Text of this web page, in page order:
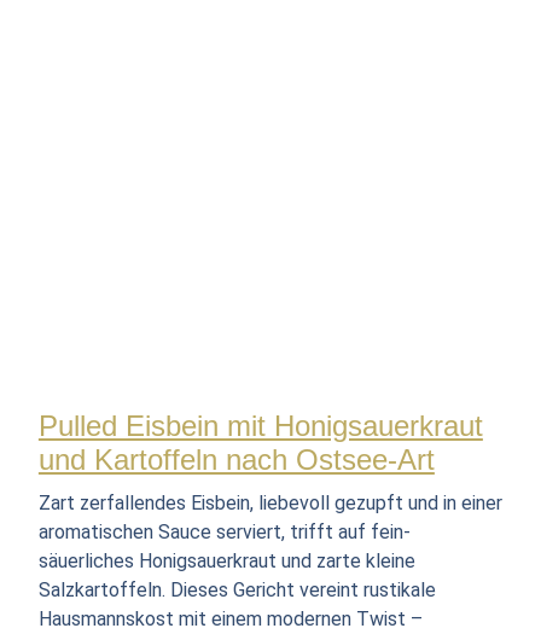
Pulled Eisbein mit Honigsauerkraut
und Kartoffeln nach Ostsee-Art
Zart zerfallendes Eisbein, liebevoll gezupft und in einer
aromatischen Sauce serviert, trifft auf fein-
säuerliches Honigsauerkraut und zarte kleine
Salzkartoffeln. Dieses Gericht vereint rustikale
Hausmannskost mit einem modernen Twist –